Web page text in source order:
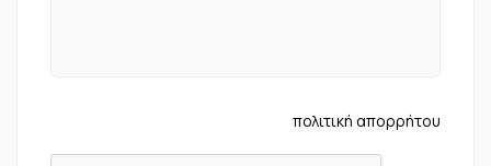
πολιτική απορρήτου